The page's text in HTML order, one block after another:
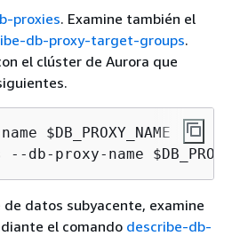
proxies. Examine también el
db-proxy-target-groups.
el clúster de Aurora que
$DB_PROXY_NAME
datos subyacente, examine
el comando describe-db-